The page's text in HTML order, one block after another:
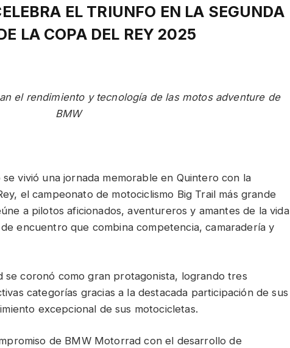
EL TRIUNFO EN LA SEGUNDA
LA COPA DEL REY 2025
el rendimiento y tecnología de las motos adventure de
BMW
vivió una jornada memorable en Quintero con la
el campeonato de motociclismo Big Trail más grande
a pilotos aficionados, aventureros y amantes de la vida
encuentro que combina competencia, camaradería y
se coronó como gran protagonista, logrando tres
categorías gracias a la destacada participación de sus
excepcional de sus motocicletas.
de BMW Motorrad con el desarrollo de